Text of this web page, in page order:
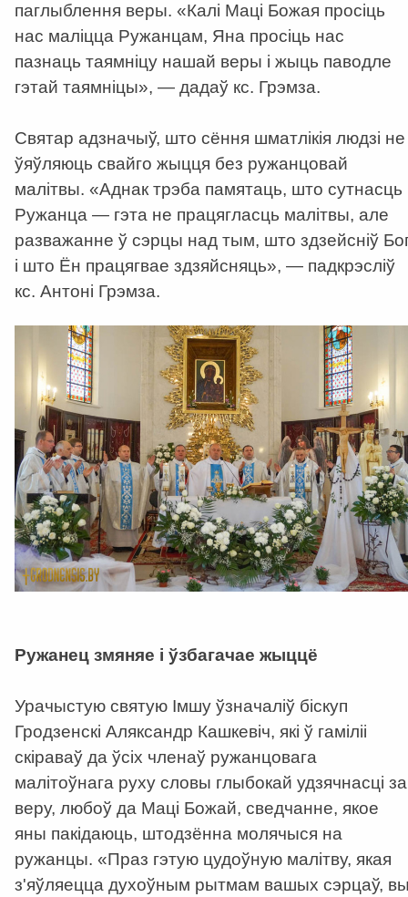
паглыблення веры. «Калі Маці Божая просіць
нас маліцца Ружанцам, Яна просіць нас
пазнаць таямніцу нашай веры і жыць паводле
гэтай таямніцы», — дадаў кс. Грэмза.
Святар адзначыў, што сёння шматлікія людзі не
ўяўляюць свайго жыцця без ружанцовай
малітвы. «Аднак трэба памятаць, што сутнасць
Ружанца — гэта не працягласць малітвы, але
разважанне ў сэрцы над тым, што здзейсніў
і што Ён працягвае здзяйсняць», — падкрэсліў
кс. Антоні Грэмза.
Ружанец змяняе і ўзбагачае жыццё
Урачыстую святую Імшу ўзначаліў біскуп
Гродзенскі Аляксандр Кашкевіч, які ў гаміліі
скіраваў да ўсіх членаў ружанцовага
малітоўнага руху словы глыбокай удзячнасці за
веру, любоў да Маці Божай, сведчанне, якое
яны пакідаюць, штодзённа молячыся на
ружанцы. «Праз гэтую цудоўную малітву, якая
з'яўляецца духоўным рытмам вашых сэрцаў,